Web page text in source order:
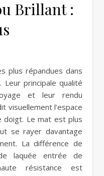
Brillant :
plus répandues dans
Leur principale qualité
et leur rendu
visuellement l’espace
doigt. Le mat est plus
se rayer davantage
La différence de
laquée entrée de
résistance est